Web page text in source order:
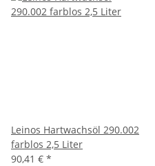
Leinos Hartwachsöl 290.002
farblos 2,5 Liter
90,41 € *